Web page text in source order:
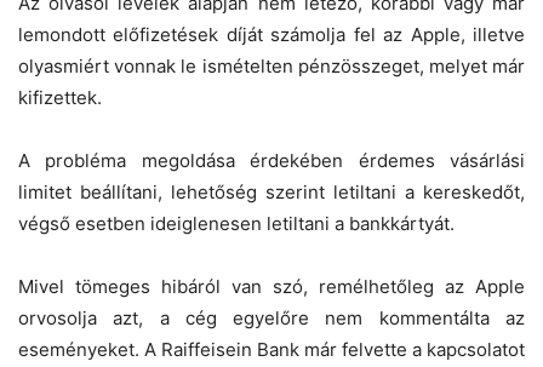
lemondott előfizetések díját számolja fel az Apple, illetve
olyasmiért vonnak le ismételten pénzösszeget, melyet már
kifizettek.
A probléma megoldása érdekében érdemes vásárlási
limitet beállítani, lehetőség szerint letiltani a kereskedőt,
végső esetben ideiglenesen letiltani a bankkártyát.
Mivel tömeges hibáról van szó, remélhetőleg az Apple
orvosolja azt, a cég egyelőre nem kommentálta az
eseményeket. A Raiffeisein Bank már felvette a kapcsolatot